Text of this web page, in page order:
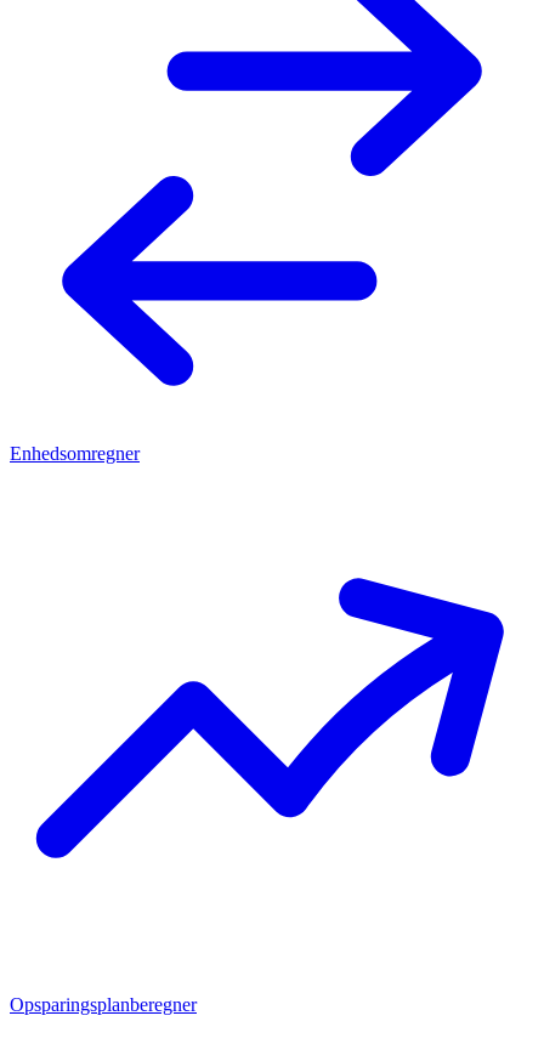
Enhedsomregner
Opsparingsplanberegner